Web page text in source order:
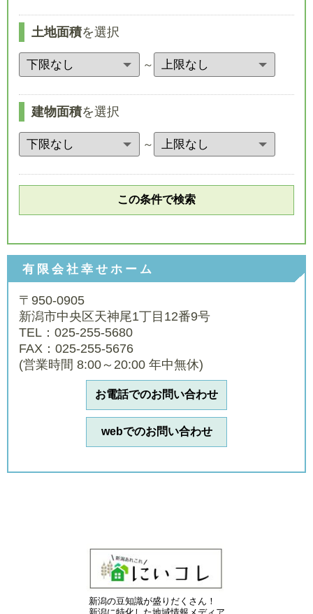
土地面積を選択
～
建物面積を選択
～
有限会社幸せホーム
〒950-0905
新潟市中央区天神尾1丁目12番9号
TEL：025-255-5680
FAX：025-255-5676
(営業時間 8:00～20:00 年中無休)
お電話でのお問い合わせ
webでのお問い合わせ
新潟の豆知識が盛りだくさん！